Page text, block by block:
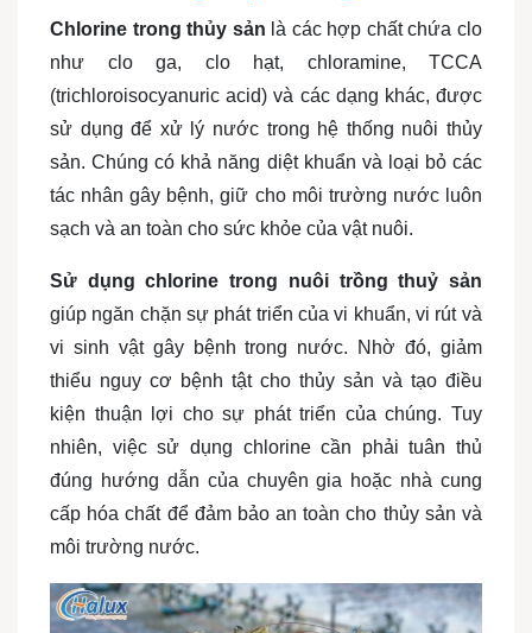
Chlorine trong thủy sản là các hợp chất chứa clo
như clo ga, clo hạt, chloramine, TCCA
(trichloroisocyanuric acid) và các dạng khác, được
sử dụng để xử lý nước trong hệ thống nuôi thủy
sản. Chúng có khả năng diệt khuẩn và loại bỏ các
tác nhân gây bệnh, giữ cho môi trường nước luôn
sạch và an toàn cho sức khỏe của vật nuôi.
Sử dụng chlorine trong nuôi trồng thuỷ sản
giúp ngăn chặn sự phát triển của vi khuẩn, vi rút và
vi sinh vật gây bệnh trong nước. Nhờ đó, giảm
thiểu nguy cơ bệnh tật cho thủy sản và tạo điều
kiện thuận lợi cho sự phát triển của chúng. Tuy
nhiên, việc sử dụng chlorine cần phải tuân thủ
đúng hướng dẫn của chuyên gia hoặc nhà cung
cấp hóa chất để đảm bảo an toàn cho thủy sản và
môi trường nước.